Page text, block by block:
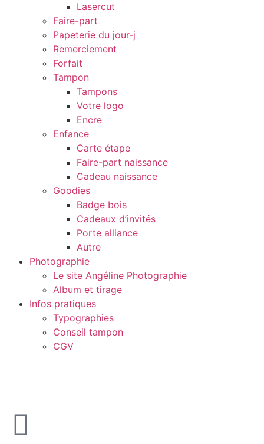
Lasercut
Faire-part
Papeterie du jour-j
Remerciement
Forfait
Tampon
Tampons
Votre logo
Encre
Enfance
Carte étape
Faire-part naissance
Cadeau naissance
Goodies
Badge bois
Cadeaux d’invités
Porte alliance
Autre
Photographie
Le site Angéline Photographie
Album et tirage
Infos pratiques
Typographies
Conseil tampon
CGV